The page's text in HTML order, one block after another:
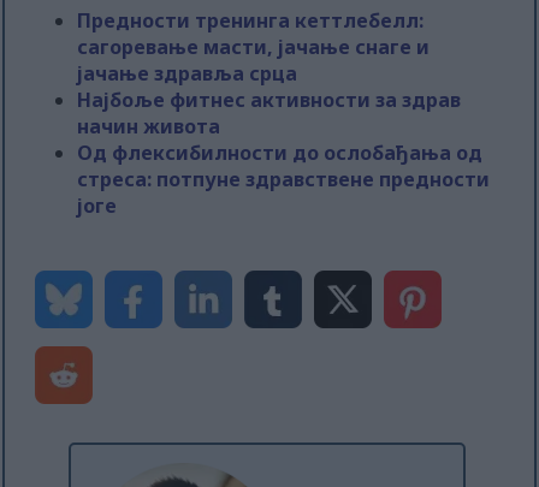
Предности тренинга кеттлебелл:
сагоревање масти, јачање снаге и
јачање здравља срца
Најбоље фитнес активности за здрав
начин живота
Од флексибилности до ослобађања од
стреса: потпуне здравствене предности
јоге